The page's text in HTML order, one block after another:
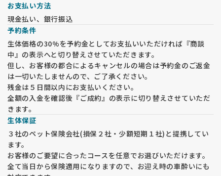
★妊婦犬がおります。見知らぬお客様が犬舎に入室する事で体
調を崩したり流産や早産になることは避けたいです。
また、ワクチン未接種のベビー達もおりますので、先住犬のご
同伴はご遠慮願います。ご理解ください。
お支払い方法
現金払い、銀行振込
予約条件
生体価格の30%を予約金としてお支払いいただければ『商談
中』の表示へと切り替えさせていただきます。
但し、お客様の都合によるキャンセルの場合は予約金のご返金
は一切いたしませんので、ご了承ください。
残金は５日間以内にお支払いください。
全額の入金を確認後『ご成約』の表示に切り替えさせていただ
きます。
生体保証
３社のペット保険会社(損保２社・少額短期１社)と提携してい
ます。
お客様のご要望に合ったコースを任意でお選びいただけます。
全て当日から保険適用になりますので、お迎え時の車酔いにも